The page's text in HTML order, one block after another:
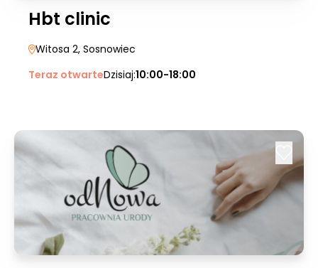
Hbt clinic
Witosa 2, Sosnowiec
Teraz otwarteDzisiaj:10:00-18:00